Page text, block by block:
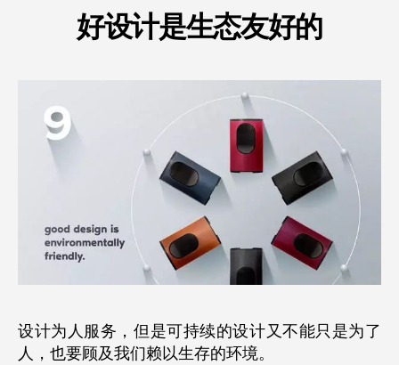
好设计是生态友好的
设计为人服务，但是可持续的设计又不能只是为了
人，也要顾及我们赖以生存的环境。